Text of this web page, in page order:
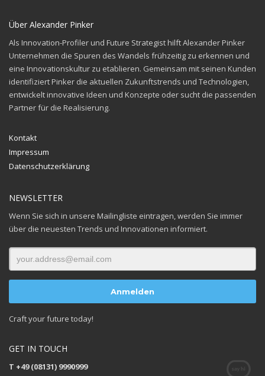
Über Alexander Pinker
Als Innovation-Profiler und Future Strategist hilft Alexander Pinker
Unternehmen die Spuren des Wandels frühzeitig zu erkennen und
eine Innovationskultur zu etablieren. Gemeinsam mit seinen Kunden
identifiziert Pinker die aktuellen Zukunftstrends und Technologien,
entwickelt innovative Ideen und Konzepte oder sucht die passenden
Partner für die Realisierung.
Kontakt
Impressum
Datenschutzerklärung
NEWSLETTER
Wenn Sie sich in unsere Mailingliste eintragen, werden Sie immer
über die neuesten Trends und Innovationen informiert.
Craft your future today!
GET IN TOUCH
T +49 (08131) 9990999